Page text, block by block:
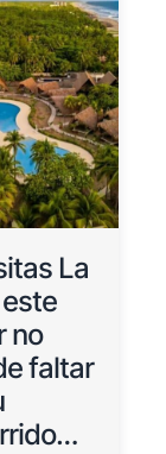
La
no
faltar